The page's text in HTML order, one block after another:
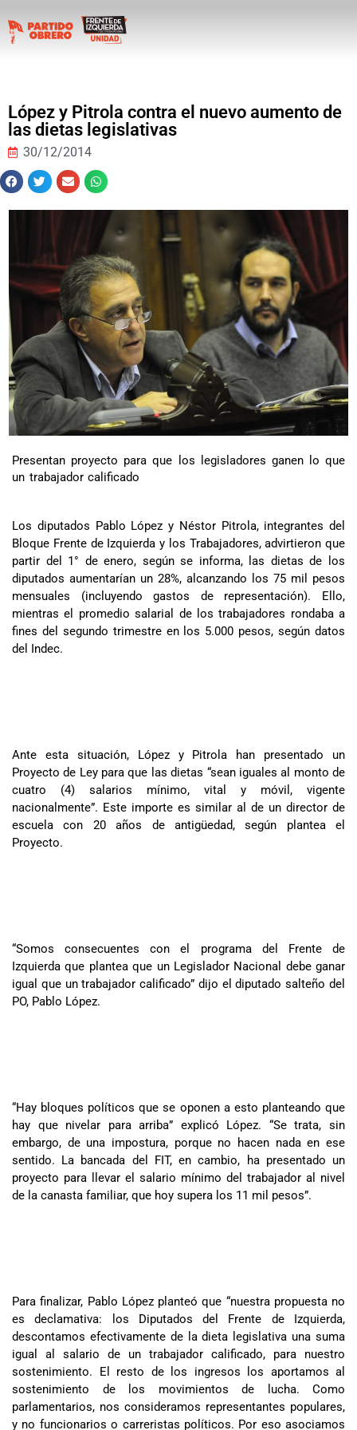
López y Pitrola contra el nuevo aumento de
las dietas legislativas
30/12/2014
Presentan proyecto para que los legisladores ganen lo que
un trabajador calificado
Los diputados Pablo López y Néstor Pitrola, integrantes del
Bloque Frente de Izquierda y los Trabajadores, advirtieron que
partir del 1° de enero, según se informa, las dietas de los
diputados aumentarían un 28%, alcanzando los 75 mil pesos
mensuales (incluyendo gastos de representación). Ello,
mientras el promedio salarial de los trabajadores rondaba a
fines del segundo trimestre en los 5.000 pesos, según datos
del Indec.
Ante esta situación, López y Pitrola han presentado un
Proyecto de Ley para que las dietas “sean iguales al monto de
cuatro (4) salarios mínimo, vital y móvil, vigente
nacionalmente”. Este importe es similar al de un director de
escuela con 20 años de antigüedad, según plantea el
Proyecto.
“Somos consecuentes con el programa del Frente de
Izquierda que plantea que un Legislador Nacional debe ganar
igual que un trabajador calificado” dijo el diputado salteño del
PO, Pablo López.
“Hay bloques políticos que se oponen a esto planteando que
hay que nivelar para arriba” explicó López. “Se trata, sin
embargo, de una impostura, porque no hacen nada en ese
sentido. La bancada del FIT, en cambio, ha presentado un
proyecto para llevar el salario mínimo del trabajador al nivel
de la canasta familiar, que hoy supera los 11 mil pesos”.
Para finalizar, Pablo López planteó que “nuestra propuesta no
es declamativa: los Diputados del Frente de Izquierda,
descontamos efectivamente de la dieta legislativa una suma
igual al salario de un trabajador calificado, para nuestro
sostenimiento. El resto de los ingresos los aportamos al
sostenimiento de los movimientos de lucha. Como
parlamentarios, nos consideramos representantes populares,
y no funcionarios o carreristas políticos. Por eso asociamos